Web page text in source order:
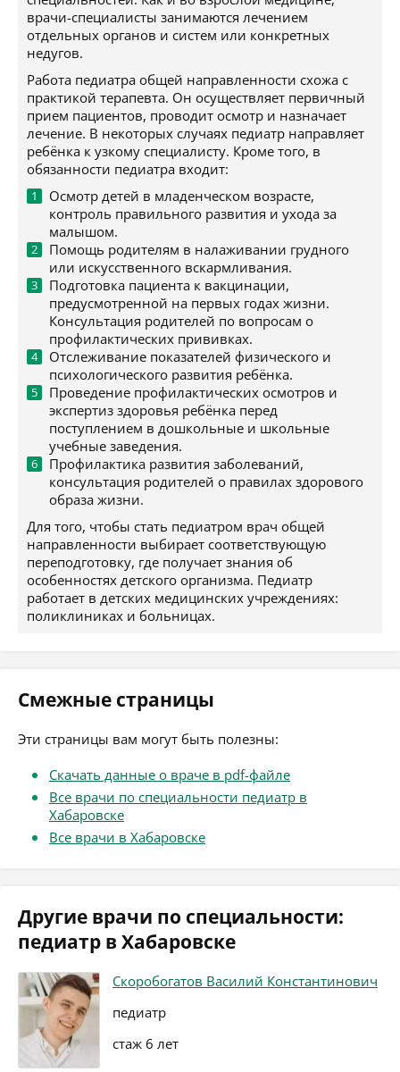
врачи-специалисты занимаются лечением
отдельных органов и систем или конкретных
недугов.
Работа педиатра общей направленности схожа с
практикой терапевта. Он осуществляет первичный
прием пациентов, проводит осмотр и назначает
лечение. В некоторых случаях педиатр направляет
ребёнка к узкому специалисту. Кроме того, в
обязанности педиатра входит:
Осмотр детей в младенческом возрасте,
контроль правильного развития и ухода за
малышом.
Помощь родителям в налаживании грудного
или искусственного вскармливания.
Подготовка пациента к вакцинации,
предусмотренной на первых годах жизни.
Консультация родителей по вопросам о
профилактических прививках.
Отслеживание показателей физического и
психологического развития ребёнка.
Проведение профилактических осмотров и
экспертиз здоровья ребёнка перед
поступлением в дошкольные и школьные
учебные заведения.
Профилактика развития заболеваний,
консультация родителей о правилах здорового
образа жизни.
Для того, чтобы стать педиатром врач общей
направленности выбирает соответствующую
переподготовку, где получает знания об
особенностях детского организма. Педиатр
работает в детских медицинских учреждениях:
поликлиниках и больницах.
Смежные страницы
Эти страницы вам могут быть полезны:
Скачать данные о враче в pdf-файле
Все врачи по специальности педиатр в
Хабаровске
Все врачи в Хабаровске
Другие врачи по специальности:
педиатр в Хабаровске
Скоробогатов Василий Константинович
педиатр
стаж 6 лет